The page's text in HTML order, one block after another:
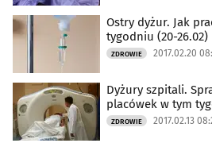
Ostry dyżur. Jak
tygodniu (20-26.02)
ZDROWIE 2017.02.20
Dyżury szpitali.
placówek w tym
ZDROWIE 2017.02.13